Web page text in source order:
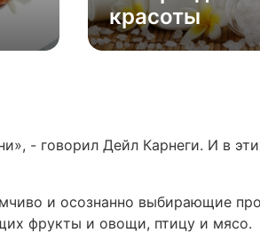
красоты
- говорил Дейл Карнеги. И в
и осознанно выбирающие
фрукты и овощи, птицу и мясо.